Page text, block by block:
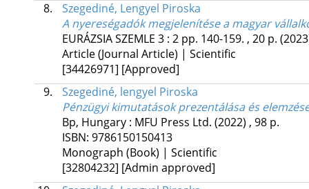
8.
Szegediné, Lengyel Piroska
A nyereségadók megjelenítése a magyar
EURÁZSIA SZEMLE 3: 2 pp. 140-159. , 20 p.
Article (Journal Article) | Scientific
[34426971] [Approved]
9.
Szegediné, lengyel Piroska
Pénzügyi kimutatások prezentálása és
Bp, Hungary : MFU Press Ltd. (2022) , 98 p.
ISBN: 9786150150413
Monograph (Book) | Scientific
[32804232] [Admin approved]